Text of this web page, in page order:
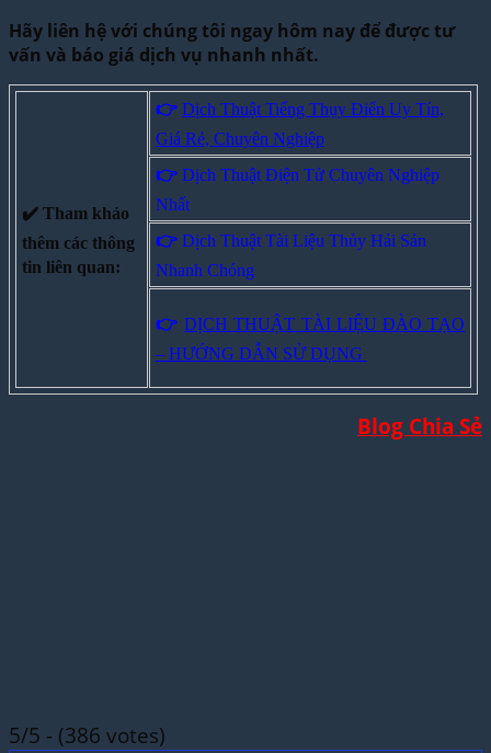
Hãy liên hệ với chúng tôi ngay hôm nay để được tư
vấn và báo giá dịch vụ nhanh nhất.
✔️ Tham khảo
thêm các thông
tin liên quan:
👉 Dịch Thuật Tiếng Thụy Điển Uy Tín,
Giá Rẻ, Chuyên Nghiệp
👉 Dịch Thuật Điện Tử Chuyên Nghiệp
Nhất
👉 Dịch Thuật Tài Liệu Thủy Hải Sản
Nhanh Chóng
👉DỊCH THUẬT TÀI LIỆU ĐÀO TẠO
– HƯỚNG DẪN SỬ DỤNG
Blog Chia Sẻ
5/5 - (386 votes)